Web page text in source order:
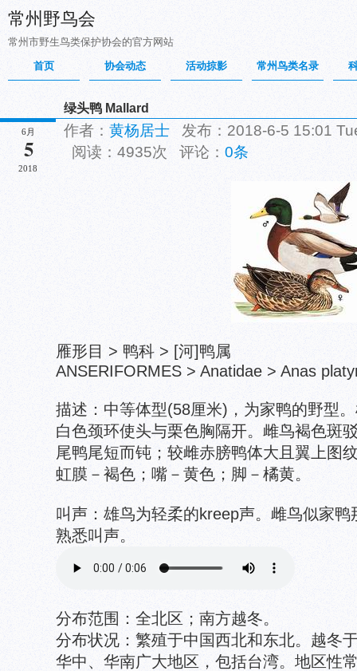
常州野鸟会
常州市野生鸟类保护协会的官方网站
首页
协会动态 活动掠影 常州鸟类名录
6月
5
2018
绿头鸭 Mallard
作者： 黄杨居士 发布：2018-6-5 15:01
阅读：4935次 评论： 0条
雁形目 > 鸭科 > [河]鸭属
ANSERIFORMES > Anatidae > Anas
描述：中等体型(58厘米)，为家鸭的野型
白色颈环使头与栗色胸隔开。雌鸟褐色斑
尾鸭尾短而钝；较雌赤膀鸭体大且翼上图
虹膜－褐色；嘴－黄色；脚－橘黄。
叫声：雄鸟为轻柔的kreep声。雌鸟似家
熟悉叫声。
分布范围：全北区；南方越冬。
分布状况：繁殖于中国西北和东北。越冬
华中、华南广大地区，包括台湾。地区性